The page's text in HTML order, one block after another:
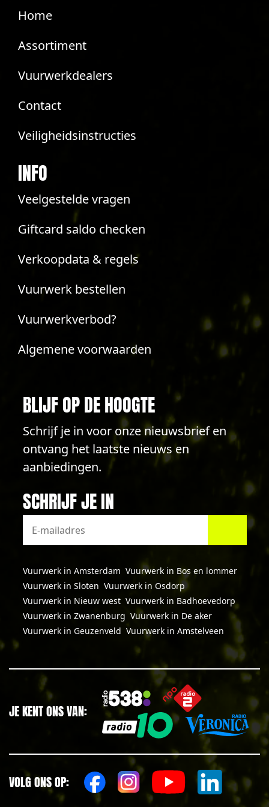
Home
Assortiment
Vuurwerkdealers
Contact
Veiligheidsinstructies
INFO
Veelgestelde vragen
Giftcard saldo checken
Verkoopdata & regels
Vuurwerk bestellen
Vuurwerkverbod?
Algemene voorwaarden
BLIJF OP DE HOOGTE
Schrijf je in voor onze nieuwsbrief en
ontvang het laatste nieuws en
aanbiedingen.
SCHRIJF JE IN
Vuurwerk in Amsterdam Vuurwerk in Bos en lommer
Vuurwerk in Sloten Vuurwerk in Osdorp
Vuurwerk in Nieuw west Vuurwerk in Badhoevedorp
Vuurwerk in Zwanenburg Vuurwerk in De aker
Vuurwerk in Geuzenveld Vuurwerk in Amstelveen
JE KENT ONS VAN:
VOLG ONS OP: